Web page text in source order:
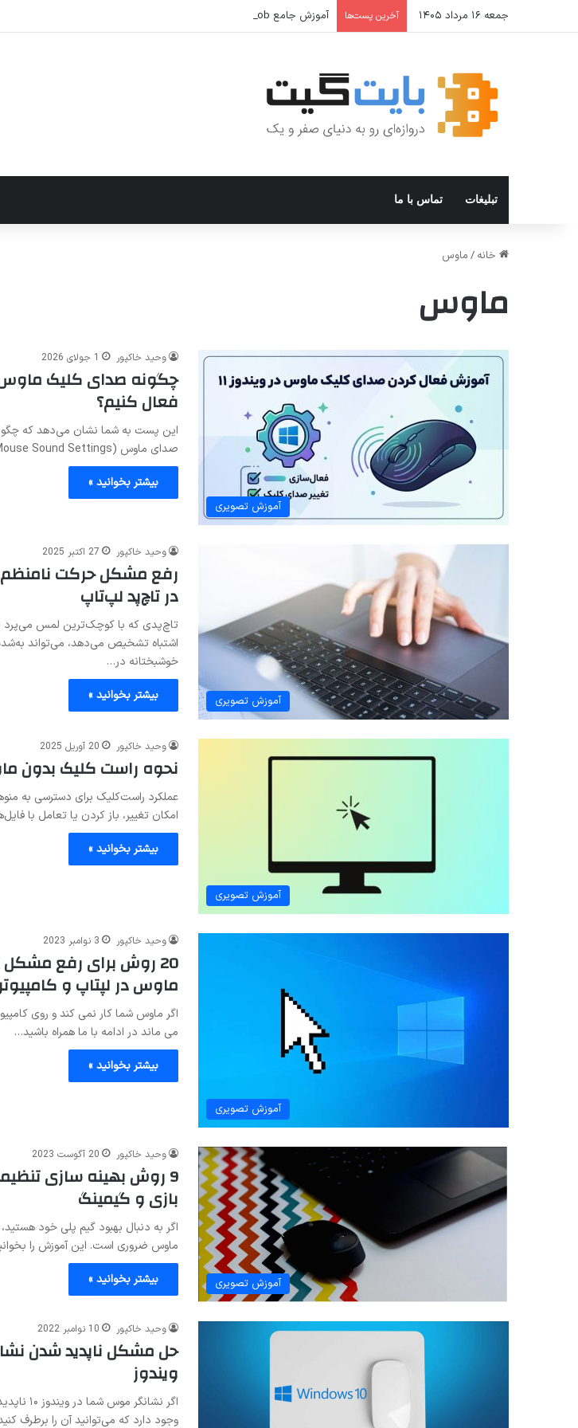
جمعه ۱۶ مرداد ۱۴۰۵ آخرین پست‌ها آموزش جامع Cron Job در Hermes Agent؛ قابلیت زمان‌بندی خودکار وظایف
تبلیغات تماس با ما
خانه / ماوس
ماوس
آموزش تصویری
وحید خاکپور 1 جولای 2026
چگونه صدای کلیک ماوس
فعال کنیم؟
این پست به شما نشان می‌دهد که چگونه
صدای ماوس (Mouse Sound Settings)، صدای کلیک ماوس…
بیشتر بخوانید »
آموزش تصویری
وحید خاکپور 27 اکتبر 2025
رفع مشکل حرکت
در تاچ‌پد لپ‌تاپ
تاچ‌پدی که با کوچک‌ترین لمس می‌پرد
اشتباه تشخیص می‌دهد، می‌تواند
خوشبختانه در…
بیشتر بخوانید »
آموزش تصویری
وحید خاکپور 20 آوریل 2025
نحوه راست کلیک بدون
عملکرد راست‌کلیک برای دسترسی به
امکان تغییر، باز کردن یا تعامل با
بیشتر بخوانید »
آموزش تصویری
وحید خاکپور 3 نوامبر 2023
20 روش برای رفع
ماوس در لپتاپ و
اگر ماوس شما کار نمی کند و روی
می ماند در ادامه با ما همراه باشید…
بیشتر بخوانید »
آموزش تصویری
وحید خاکپور 20 آگوست 2023
9 روش بهینه سازی
بازی و گیمینگ
اگر به دنبال بهبود گیم پلی خود
ماوس ضروری است. این آموزش را
بیشتر بخوانید »
وحید خاکپور 10 نوامبر 2022
حل مشکل ناپدید شدن
ویندوز
اگر
وجود دارد که می‌توانید آن را برطرف